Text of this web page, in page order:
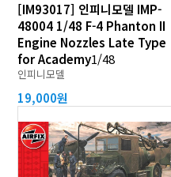
[IM93017] 인피니모델 IMP-
48004 1/48 F-4 Phanton II
Engine Nozzles Late Type
for Academy1/48
인피니모델
19,000원